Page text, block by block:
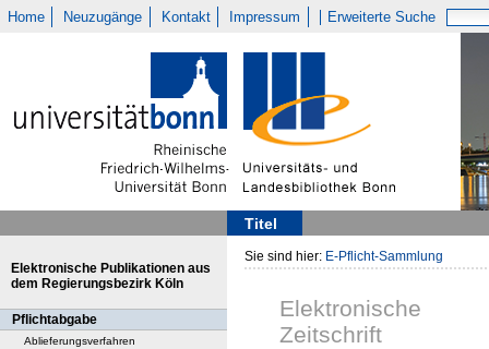
Home Neuzugänge Kontakt Impressum Erweiterte Suche
Titel
Elektronische Publikationen aus
dem Regierungsbezirk Köln
Pflichtabgabe
Ablieferungsverfahren
Sie sind hier: E-Pflicht-Sammlung
Elektronische
Zeitschrift